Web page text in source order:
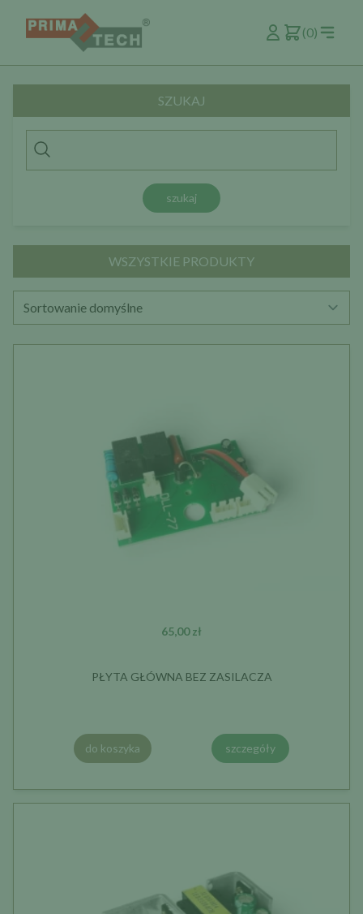
(0)
SZUKAJ
szukaj
WSZYSTKIE PRODUKTY
65,00 zł
PŁYTA GŁÓWNA BEZ ZASILACZA
do koszyka szczegóły